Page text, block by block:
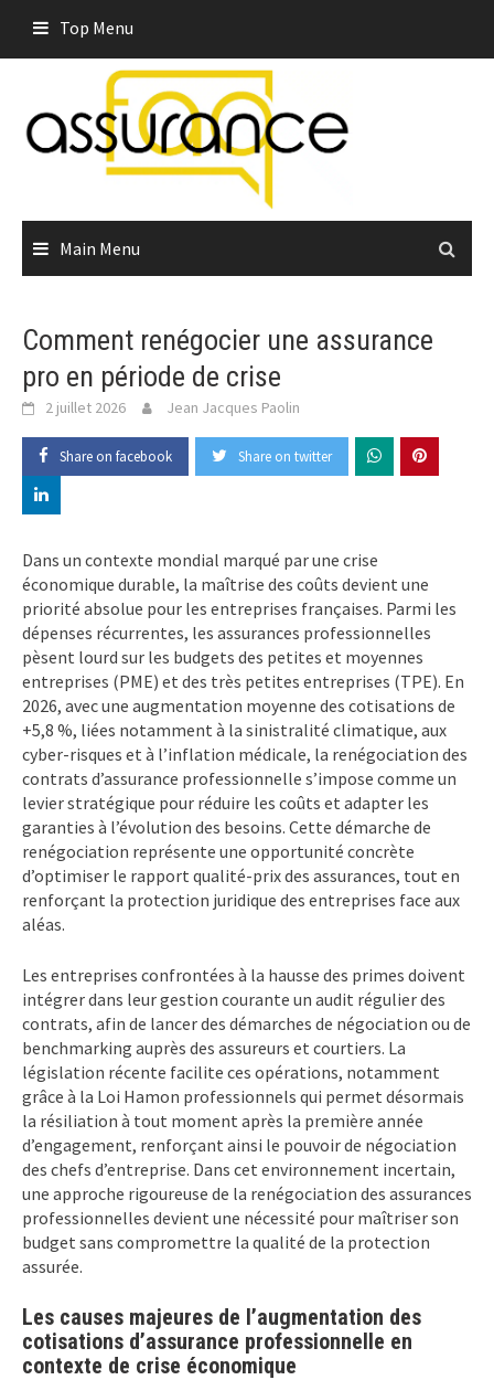
content
Top Menu
Main Menu
Comment renégocier une assurance
pro en période de crise
2 juillet 2026 Jean Jacques Paolin
Share on facebook Share on twitter
Dans un contexte mondial marqué par une crise
économique durable, la maîtrise des coûts devient une
priorité absolue pour les entreprises françaises. Parmi les
dépenses récurrentes, les assurances professionnelles
pèsent lourd sur les budgets des petites et moyennes
entreprises (PME) et des très petites entreprises (TPE). En
2026, avec une augmentation moyenne des cotisations de
+5,8 %, liées notamment à la sinistralité climatique, aux
cyber-risques et à l’inflation médicale, la renégociation des
contrats d’assurance professionnelle s’impose comme un
levier stratégique pour réduire les coûts et adapter les
garanties à l’évolution des besoins. Cette démarche de
renégociation représente une opportunité concrète
d’optimiser le rapport qualité-prix des assurances, tout en
renforçant la protection juridique des entreprises face aux
aléas.
Les entreprises confrontées à la hausse des primes doivent
intégrer dans leur gestion courante un audit régulier des
contrats, afin de lancer des démarches de négociation ou de
benchmarking auprès des assureurs et courtiers. La
législation récente facilite ces opérations, notamment
grâce à la Loi Hamon professionnels qui permet désormais
la résiliation à tout moment après la première année
d’engagement, renforçant ainsi le pouvoir de négociation
des chefs d’entreprise. Dans cet environnement incertain,
une approche rigoureuse de la renégociation des assurances
professionnelles devient une nécessité pour maîtriser son
budget sans compromettre la qualité de la protection
assurée.
Les causes majeures de l’augmentation des
cotisations d’assurance professionnelle en
contexte de crise économique